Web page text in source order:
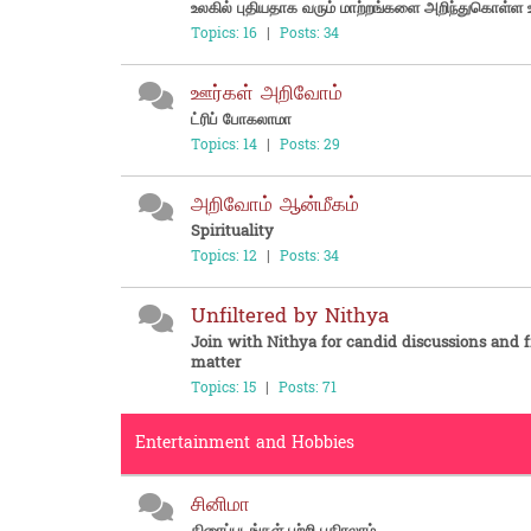
உலகில் புதியதாக வரும் மாற்றங்களை அறிந்துகொள்ள
Topics: 16 | Posts: 34
ஊர்கள் அறிவோம்
ட்ரிப் போகலாமா
Topics: 14 | Posts: 29
அறிவோம் ஆன்மீகம்
Spirituality
Topics: 12 | Posts: 34
Unfiltered by Nithya
Join with Nithya for candid discussions and
matter
Topics: 15 | Posts: 71
Entertainment and Hobbies
சினிமா